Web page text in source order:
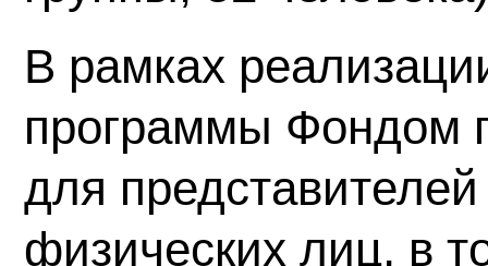
В рамках
программы Фондом
для
физических лиц, в